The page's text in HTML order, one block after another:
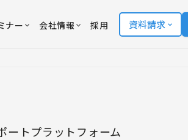
ナー 会社情報 採用 資料請求
ートプラットフォーム